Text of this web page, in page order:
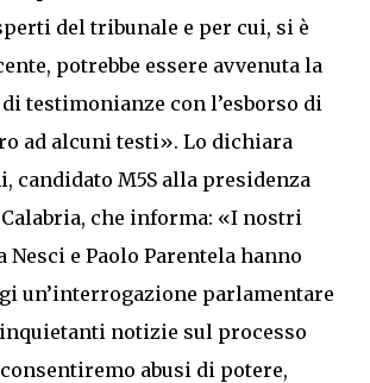
del tribunale e per cui, si è
potrebbe essere avvenuta la
testimonianze con l’esborso di
ad alcuni testi». Lo dichiara
candidato M5S alla presidenza
che informa: «I nostri
Nesci e Paolo Parentela hanno
un’interrogazione parlamentare
notizie sul processo
abusi di potere,